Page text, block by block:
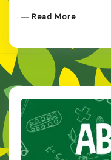
Read MoreR
O
R
E